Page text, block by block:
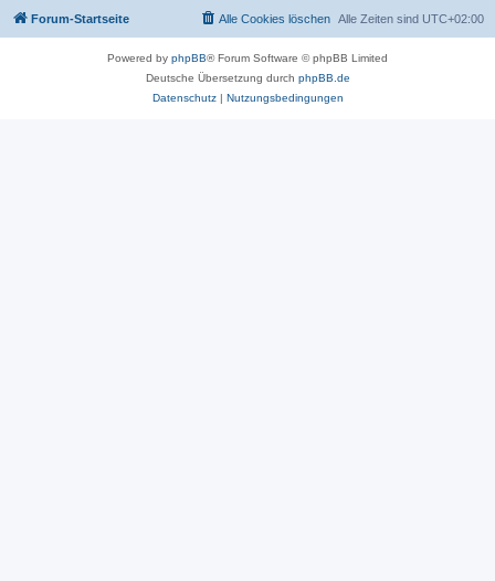
Forum-Startseite Alle Zeiten sind UTC+02:00
Alle Cookies löschen
Powered by phpBB® Forum Software © phpBB Limited
Deutsche Übersetzung durch phpBB.de
Datenschutz| Nutzungsbedingungen